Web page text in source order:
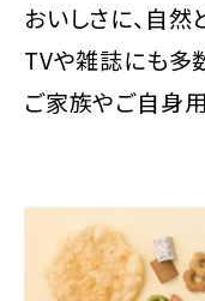
おいしさに、自然
TVや雑誌にも多
ご家族やご自身